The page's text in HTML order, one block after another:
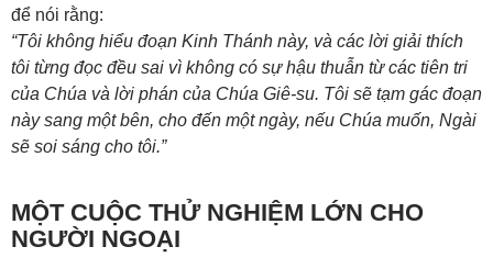
để nói rằng:
“Tôi không hiểu đoạn Kinh Thánh này, và các lời giải thích
tôi từng đọc đều sai vì không có sự hậu thuẫn từ các tiên tri
của Chúa và lời phán của Chúa Giê-su. Tôi sẽ tạm gác đoạn
này sang một bên, cho đến một ngày, nếu Chúa muốn, Ngài
sẽ soi sáng cho tôi.”
MỘT CUỘC THỬ NGHIỆM LỚN CHO
NGƯỜI NGOẠI